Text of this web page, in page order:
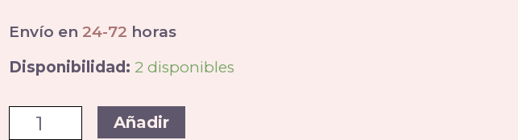
Envío en 24-72 horas
Disponibilidad: 2 disponibles
Añadir